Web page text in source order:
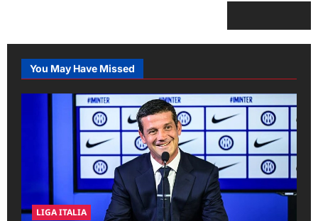
You May Have Missed
LIGA ITALIA